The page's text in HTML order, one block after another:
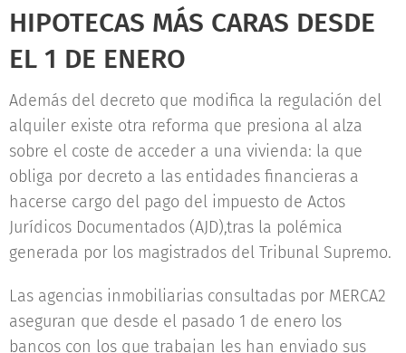
HIPOTECAS MÁS CARAS DESDE
EL 1 DE ENERO
Además del decreto que modifica la regulación del
alquiler existe otra reforma que presiona al alza
sobre el coste de acceder a una vivienda: la que
obliga por decreto a las entidades financieras a
hacerse cargo del pago del impuesto de Actos
Jurídicos Documentados (AJD),tras la polémica
generada por los magistrados del Tribunal Supremo.
Las agencias inmobiliarias consultadas por MERCA2
aseguran que desde el pasado 1 de enero los
bancos con los que trabajan les han enviado sus